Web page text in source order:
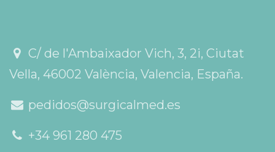
C/ de l'Ambaixador Vich, 3, 2i, Ciutat
Vella, 46002 València, Valencia, España.
pedidos@surgicalmed.es
+34 961 280 475